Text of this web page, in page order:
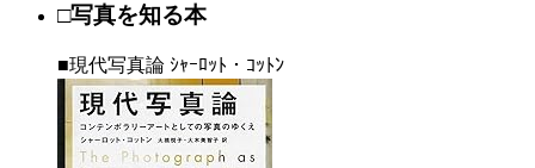
□写真を知る本
■現代写真論 ｼｬｰﾛｯﾄ・ｺｯﾄﾝ